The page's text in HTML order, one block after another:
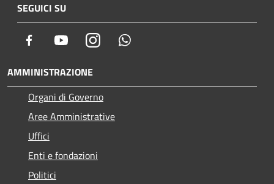
SEGUICI SU
Facebook YoutubeInstagram
AMMINISTRAZIONE
Organi di Governo
Aree Amministrative
Uffici
Enti e fondazioni
Politici